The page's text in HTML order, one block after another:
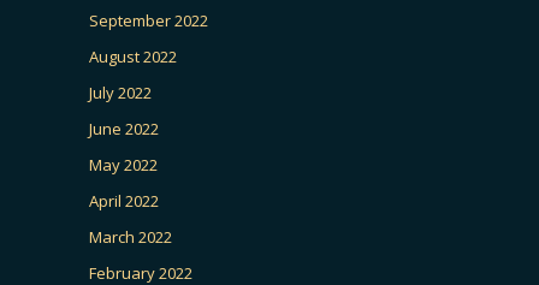
September 2022
August 2022
July 2022
June 2022
May 2022
April 2022
March 2022
February 2022